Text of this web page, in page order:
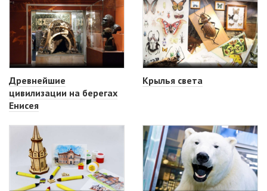
Древнейшие
цивилизации на берегах
Енисея
Крылья света